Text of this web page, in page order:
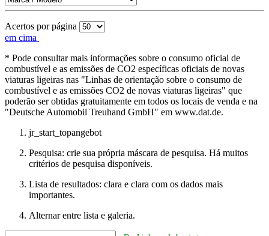
Acertos por página
em cima
* Pode consultar mais informações sobre o consumo oficial de
combustível e as emissões de CO2 específicas oficiais de novas
viaturas ligeiras nas "Linhas de orientação sobre o consumo de
combustível e as emissões CO2 de novas viaturas ligeiras" que
poderão ser obtidas gratuitamente em todos os locais de venda e na
"Deutsche Automobil Treuhand GmbH" em www.dat.de.
jr_start_topangebot
Pesquisa: crie sua própria máscara de pesquisa. Há muitos
critérios de pesquisa disponíveis.
Lista de resultados: clara e clara com os dados mais
importantes.
Alternar entre lista e galeria.